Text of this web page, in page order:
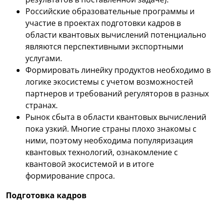
Российские образовательные программы и
участие в проектах подготовки кадров в
области квантовых вычислений потенциально
являются перспективными экспортными
услугами.
Формировать линейку продуктов необходимо в
логике экосистемы с учетом возможностей
партнеров и требований регуляторов в разных
странах.
Рынок сбыта в области квантовых вычислений
пока узкий. Многие страны плохо знакомы с
ними, поэтому необходима популяризация
квантовых технологий, ознакомление с
квантовой экосистемой и в итоге
формирование спроса.
Подготовка кадров